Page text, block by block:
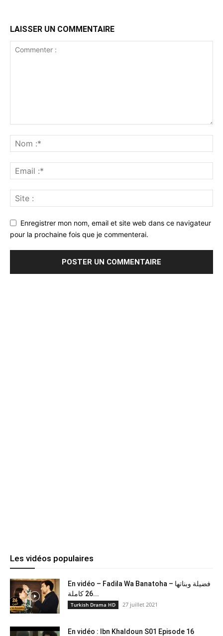
LAISSER UN COMMENTAIRE
Enregistrer mon nom, email et site web dans ce navigateur
pour la prochaine fois que je commenterai.
Les vidéos populaires
En vidéo – Fadila Wa Banatoha – فضيلة وبناتها
26 كاملة...
Turkish Drama HD 27 juillet 2021
En vidéo : Ibn Khaldoun S01 Episode 16